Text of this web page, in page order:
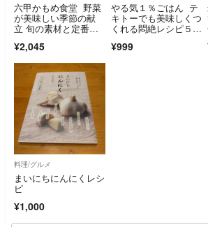
六甲かもめ食堂 野菜
が美味しい季節の献
立 旬の素材と定番調
が格別の味にな/誠文
堂新光社/船橋律子
（単行本）
¥2,045
やる気１％ごはん テ
キトーでも美味しくつ
くれる悶絶レシピ５０
¥999
料理/グルメ
まいにちにんにくレシ
ピ
¥1,000